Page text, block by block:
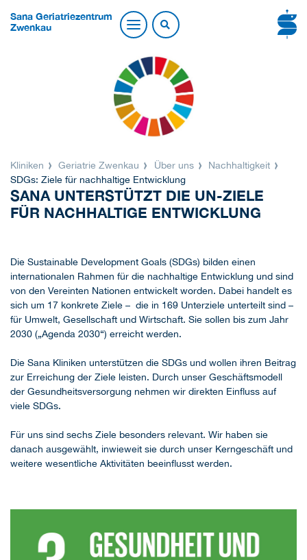
Sana Geriatriezentrum
Zwenkau
Kliniken Geriatrie Zwenkau Über uns
Nachhaltigkeit
SDGs: Ziele für nachhaltige Entwicklung
SANA UNTERSTÜTZT DIE UN-ZIELE
FÜR NACHHALTIGE ENTWICKLUNG
Die Sustainable Development Goals (SDGs) bilden einen
internationalen Rahmen für die nachhaltige Entwicklung und sind
von den Vereinten Nationen entwickelt worden. Dabei handelt es
sich um 17 konkrete Ziele – die in 169 Unterziele unterteilt sind –
für Umwelt, Gesellschaft und Wirtschaft. Sie sollen bis zum Jahr
2030 („Agenda 2030“) erreicht werden.
Die Sana Kliniken unterstützen die SDGs und wollen ihren Beitrag
zur Erreichung der Ziele leisten. Durch unser Geschäftsmodell
der Gesundheitsversorgung nehmen wir direkten Einfluss auf
viele SDGs.
Für uns sind sechs Ziele besonders relevant. Wir haben sie
danach ausgewählt, inwieweit sie durch unser Kerngeschäft und
weitere wesentliche Aktivitäten beeinflusst werden.